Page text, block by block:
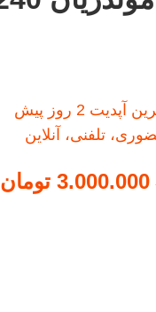
آپدیت 2 روز پیش
تلفنی، آنلاین
3.000.000 تومان